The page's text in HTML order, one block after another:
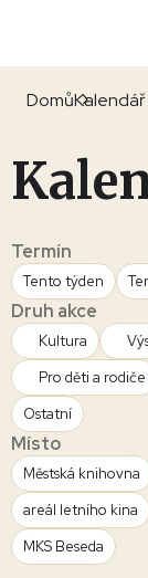
DomůKalendář
Termín
Tento týden
Druh akce
Kultura
Pro děti a rodiče
Ostatní
Místo
Městská knihovna
areál letního kina
MKS Beseda